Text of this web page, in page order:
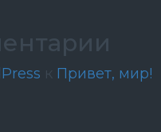
к Привет, мир!